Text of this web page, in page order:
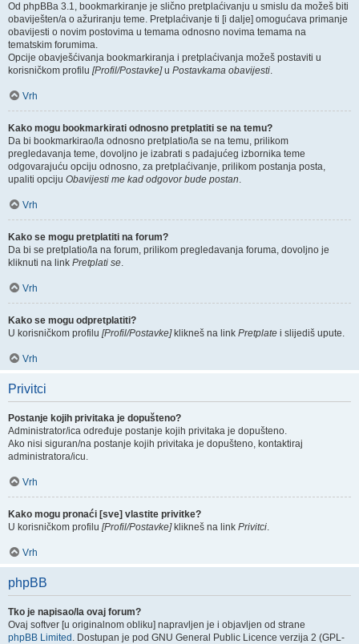
Od phpBBa 3.1, bookmarkiranje je slično pretplaćivanju u smislu da možeš biti
obaviješten/a o ažuriranju teme. Pretplaćivanje ti [i dalje] omogućava primanje
obavijesti o novim postovima u temama odnosno novima temama na
tematskim forumima.
Opcije obavješćivanja bookmarkiranja i pretplaćivanja možeš postaviti u
korisničkom profilu [Profil/Postavke]u Postavkama obavijesti.
Vrh
Kako mogu bookmarkirati odnosno pretplatiti se na temu?
Da bi bookmarkirao/la odnosno pretplatio/la se na temu, prilikom
pregledavanja teme, dovoljno je izabrati s padajućeg izbornika teme
odgovarajuću opciju odnosno, za pretplaćivanje, prilikom postanja posta,
upaliti opciju Obavijesti me kad odgovor bude postan.
Vrh
Kako se mogu pretplatiti na forum?
Da bi se pretplatio/la na forum, prilikom pregledavanja foruma, dovoljno je
kliknuti na link Pretplati se.
Vrh
Kako se mogu odpretplatiti?
U korisničkom profilu [Profil/Postavke]klikneš na link Pretplate i slijediš upute.
Vrh
Privitci
Postanje kojih privitaka je dopušteno?
Administrator/ica određuje postanje kojih privitaka je dopušteno.
Ako nisi siguran/na postanje kojih privitaka je dopušteno, kontaktiraj
administratora/icu.
Vrh
Kako mogu pronaći [sve] vlastite privitke?
U korisničkom profilu [Profil/Postavke]klikneš na link Privitci.
Vrh
phpBB
Tko je napisao/la ovaj forum?
Ovaj softver [u originalnom obliku] napravljen je i objavljen od strane
phpBB Limited . Dostupan je pod GNU General Public Licence verzija 2 (GPL-